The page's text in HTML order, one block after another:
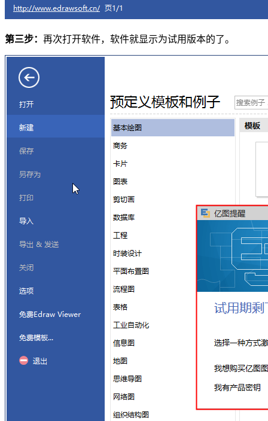
第三步： 再次打开软件，软件就显示为试用版本的了。